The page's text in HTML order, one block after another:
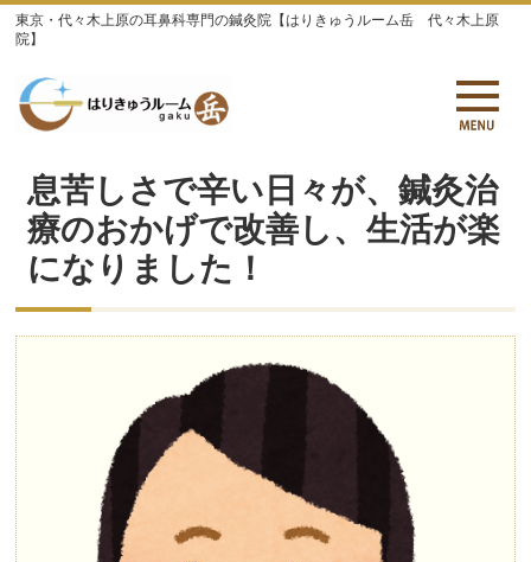
東京・代々木上原の耳鼻科専門の鍼灸院【はりきゅうルーム岳 代々木上原
院】
息苦しさで辛い日々が、鍼灸治
療のおかげで改善し、生活が楽
になりました！